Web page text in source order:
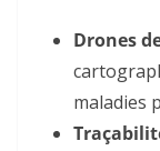
Drones
maladies